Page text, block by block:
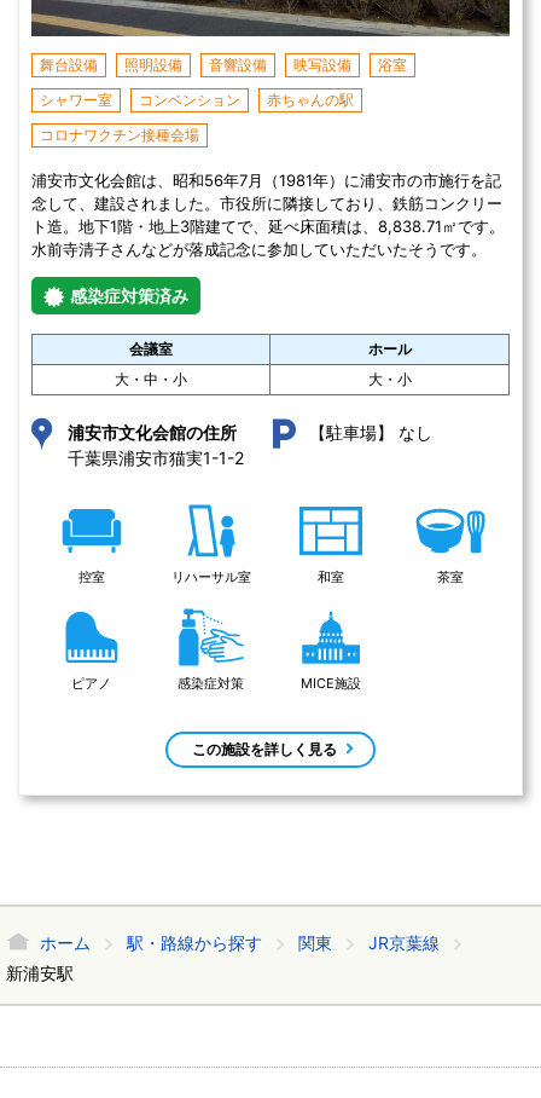
舞台設備 照明設備 音響設備 映写設備
浴室
シャワー室
コンベンション
赤ちゃんの駅
コロナワクチン接種会場
浦安市文化会館は、昭和56年7月（1981年）に浦安市の市施行を記
念して、建設されました。市役所に隣接しており、鉄筋コンクリー
ト造。地下1階・地上3階建てで、延べ床面積は、8,838.71㎡です。
水前寺清子さんなどが落成記念に参加していただいたそうです。
感染症対策済み
会議室
ホール
大・中・小
大・小
浦安市文化会館の住所
千葉県浦安市猫実1-1-2
【駐車場】 なし
控室 リハーサル室 和室 茶室
ピアノ 感染症対策 MICE施設
この施設を詳しく見る
ホーム 駅・路線から探す 関東
JR京葉線
新浦安駅